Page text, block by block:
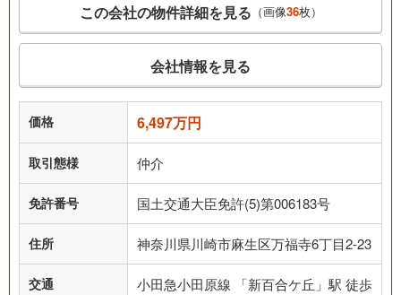
この会社の物件詳細を見る （画像36枚）
会社情報を見る
価格 6,497万円
取引態様 仲介
免許番号 国土交通大臣免許(5)第006183号
住所 神奈川県川崎市麻生区万福寺6丁目2-23
交通
小田急小田原線 「新百合ケ丘」駅 徒歩